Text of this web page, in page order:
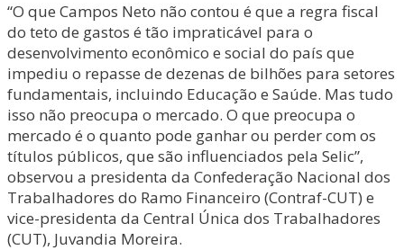
“O que Campos Neto não contou é que a regra fiscal
do teto de gastos é tão impraticável para o
desenvolvimento econômico e social do país que
impediu o repasse de dezenas de bilhões para setores
fundamentais, incluindo Educação e Saúde. Mas tudo
isso não preocupa o mercado. O que preocupa o
mercado é o quanto pode ganhar ou perder com os
títulos públicos, que são influenciados pela Selic”,
observou a presidenta da Confederação Nacional dos
Trabalhadores do Ramo Financeiro (Contraf-CUT) e
vice-presidenta da Central Única dos Trabalhadores
(CUT), Juvandia Moreira.